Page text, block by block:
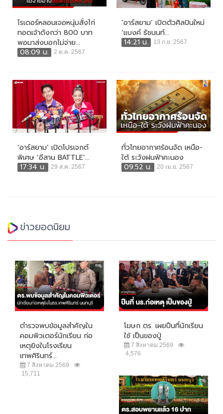
ไรเดอร์หลอนเจอหนุ่มสั่งไก่
ทอดเจ้าดังกว่า 800 บาท
พอมาส่งบอกไม่จ่าย...
08:09 น.
2 ต.ค. 2567
‘อาร์สยาม’ เปิดตัวศิลปินใหม่
‘แบงค์ ธัชนนท์...
14:21 น.
13 ก.ย. 2567
‘อาร์สยาม’ เปิดโปรเจกต์
พิเศษ ‘อีสาน BATTLE’...
17:34 น.
29 ส.ค. 2567
ทั่วไทยอากาศร้อนจัด เหนือ-
ใต้ ระวังฝนฟ้าคะนอง
09:52 น.
20 เม.ย. 2567
ข่าวยอดนิยม
ตำรวจพบข้อมูลสำคัญใน
คอมพิวเตอร์นักเรียน ก่อ
เหตุยิงในโรงเรียน
เทพศิรินทร์...
7 สิงหาคม 2569
15,711
โฆษก ตร. เผยปืนที่นักเรียน
ใช้ เป็นของปู่
7 สิงหาคม 2569
4,576